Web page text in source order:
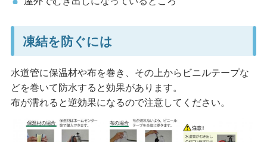
凍結を防ぐには
水道管に保温材や布を巻き、その上からビニルテープな
どを巻いて防水すると効果があります。
布が濡れると逆効果になるので注意してください。